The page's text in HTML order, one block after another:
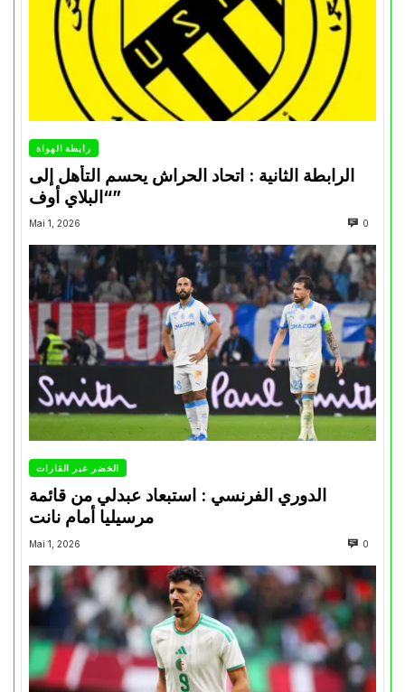
رابطة الهواة
الرابطة الثانية : اتحاد الحراش يحسم التأهل إلى
“البلاي أوف”
Mai 1, 2026 0
الخضر عبر القارات
الدوري الفرنسي : استبعاد عبدلي من قائمة
مرسيليا أمام نانت
Mai 1, 2026 0